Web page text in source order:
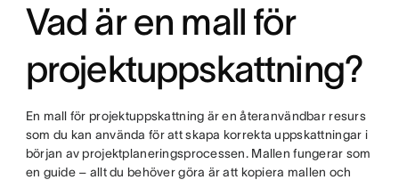
Vad är en mall för
projektuppskattning?
En mall för projektuppskattning är en återanvändbar resurs
som du kan använda för att skapa korrekta uppskattningar i
början av projektplaneringsprocessen. Mallen fungerar som
en guide – allt du behöver göra är att kopiera mallen och